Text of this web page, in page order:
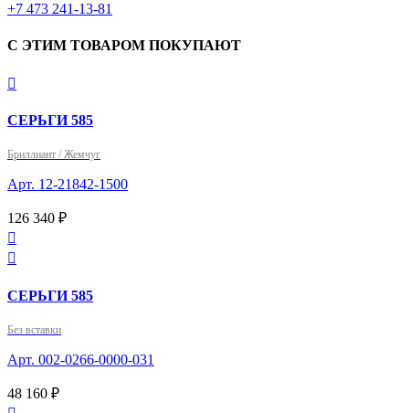
+7 473 241-13-81
С ЭТИМ ТОВАРОМ ПОКУПАЮТ

СЕРЬГИ 585
Бриллиант / Жемчуг
Арт. 12-21842-1500
126 340 ₽


СЕРЬГИ 585
Без вставки
Арт. 002-0266-0000-031
48 160 ₽